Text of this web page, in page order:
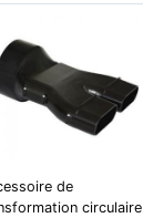
de
circulaire